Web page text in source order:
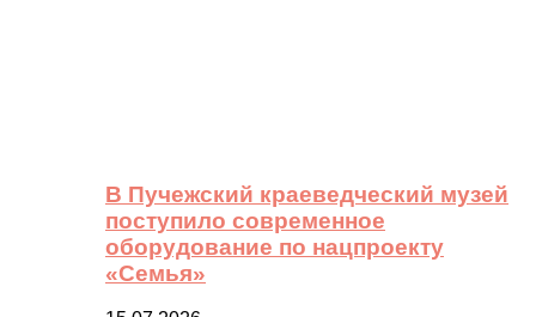
В Пучежский краеведческий музей
поступило современное
оборудование по нацпроекту
«Семья»